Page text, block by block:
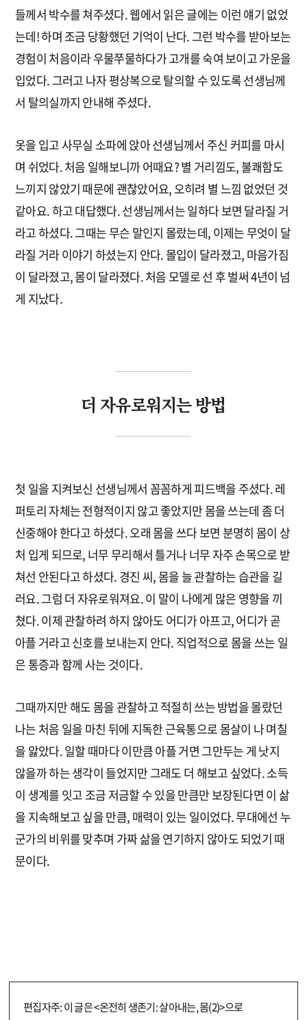
들께서 박수를 쳐주셨다. 웹에서 읽은 글에는 이런 얘기 없었
는데! 하며 조금 당황했던 기억이 난다. 그런 박수를 받아보는
경험이 처음이라 우물쭈물하다가 고개를 숙여 보이고 가운을
입었다. 그러고 나자 평상복으로 탈의할 수 있도록 선생님께
서 탈의실까지 안내해 주셨다.
옷을 입고 사무실 소파에 앉아 선생님께서 주신 커피를 마시
며 쉬었다. 처음 일해보니까 어때요? 별 거리낌도, 불쾌함도
느끼지 않았기 때문에 괜찮았어요, 오히려 별 느낌 없었던 것
같아요. 하고 대답했다. 선생님께서는 일하다 보면 달라질 거
라고 하셨다. 그때는 무슨 말인지 몰랐는데, 이제는 무엇이 달
라질 거라 이야기 하셨는지 안다. 몰입이 달라졌고, 마음가짐
이 달라졌고, 몸이 달라졌다. 처음 모델로 선 후 벌써 4년이 넘
게 지났다.
더 자유로워지는 방법
첫 일을 지켜보신 선생님께서 꼼꼼하게 피드백을 주셨다. 레
퍼토리 자체는 전형적이지 않고 좋았지만 몸을 쓰는데 좀 더
신중해야 한다고 하셨다. 오래 몸을 쓰다 보면 분명히 몸이 상
처 입게 되므로, 너무 무리해서 틀거나 너무 자주 손목으로 받
쳐선 안된다고 하셨다. 경진 씨, 몸을 늘 관찰하는 습관을 길
러요. 그럼 더 자유로워져요. 이 말이 나에게 많은 영향을 끼
쳤다. 이제 관찰하려 하지 않아도 어디가 아프고, 어디가 곧
아플 거라고 신호를 보내는지 안다. 직업적으로 몸을 쓰는 일
은 통증과 함께 사는 것이다.
그때까지만 해도 몸을 관찰하고 적절히 쓰는 방법을 몰랐던
나는 처음 일을 마친 뒤에 지독한 근육통으로 몸살이 나 며칠
을 앓았다. 일할 때마다 이만큼 아플 거면 그만두는 게 낫지
않을까 하는 생각이 들었지만 그래도 더 해보고 싶었다. 소득
이 생계를 잇고 조금 저금할 수 있을 만큼만 보장된다면 이 삶
을 지속해보고 싶을 만큼, 매력이 있는 일이었다. 무대에선 누
군가의 비위를 맞추며 가짜 삶을 연기하지 않아도 되었기 때
문이다.
편집자주: 이 글은 <온전히 생존기: 살아내는, 몸(2)>으로